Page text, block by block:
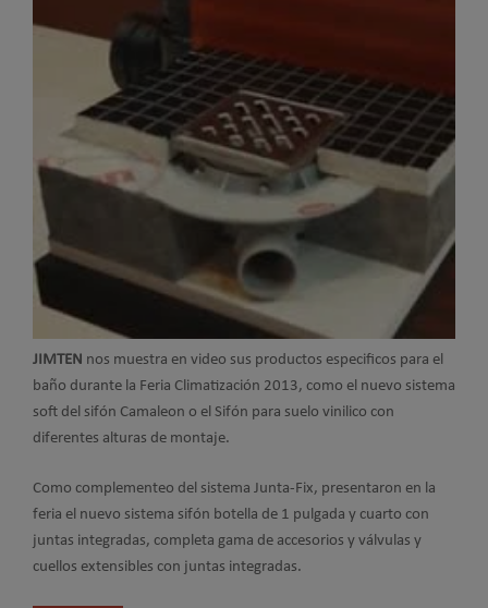
JIMTEN nos muestra en video sus productos especificos para el
baño durante la Feria Climatización 2013, como el nuevo sistema
soft del sifón Camaleon o el Sifón para suelo vinilico con
diferentes alturas de montaje.
Como complementeo del sistema Junta-Fix, presentaron en la
feria el nuevo sistema sifón botella de 1 pulgada y cuarto con
juntas integradas, completa gama de accesorios y válvulas y
cuellos extensibles con juntas integradas.